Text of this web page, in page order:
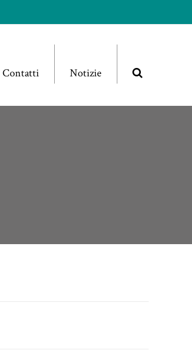
Contatti Notizie